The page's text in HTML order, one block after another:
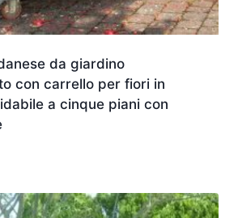
da giardino
con carrello per fiori in
a cinque piani con